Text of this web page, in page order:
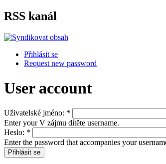
RSS kanál
Přihlásit se
Request new password
User account
Uživatelské jméno: *
Enter your V zájmu dítěte username.
Heslo: *
Enter the password that accompanies your